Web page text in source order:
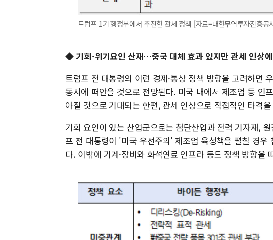
트럼프 1기 행정부에서 추진한 관세 정책 [자료=대한무역투자진
◆ 기회·위기요인 산재…중국 대체 효과 있지만 관세 인상
트럼프 전 대통령의 이런 경제·통상 정책 방향을 고려하면
동시에 떠안을 것으로 전망된다. 미국 내에서 제조업 등 인
아질 것으로 기대되는 한편, 관세 인상으로 직접적인 타격
기회 요인이 있는 산업군으로는 첨단산업과 전력 기자재,
프 전 대통령이 '미국 우선주의' 제조업 육성책을 펼칠 경우
다. 이밖에 기계·장비와 화석연료 인프라 등도 정책 방향을